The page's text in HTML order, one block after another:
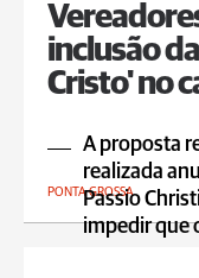
inclusão
Cristo' no
A proposta
realizada
Passio
impedir que
PONTA GROSSA